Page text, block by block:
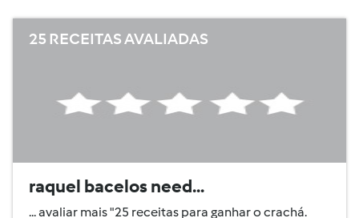
25 RECEITAS AVALIADAS
raquel bacelos need...
... avaliar mais "25 receitas para ganhar o crachá.